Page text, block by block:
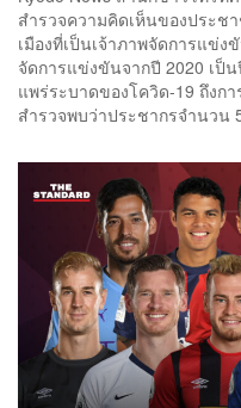
สำรวจความคิดเห็นของประช
เมืองที่เป็นเจ้าภาพจัดการแข่
จัดการแข่งขันจากปี 2020 เป็
แพร่ระบาดของโควิด-19 ถึง
สำรวจพบว่าประชากรจำนวน